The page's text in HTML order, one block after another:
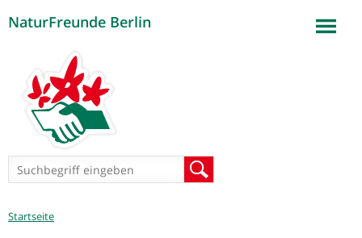
NaturFreunde Berlin
Suchformular
Sie
Startseite